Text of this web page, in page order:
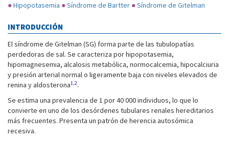
●Hipopotasemia ●Síndrome de Bartter ●Síndrome de Gitelman
INTRODUCCIÓN
El síndrome de Gitelman (SG) forma parte de las tubulopatías
perdedoras de sal. Se caracteriza por hipopotasemia,
hipomagnesemia, alcalosis metabólica, normocalcemia, hipocalciuria
y presión arterial normal o ligeramente baja con niveles elevados de
renina y aldosterona1,2.
Se estima una prevalencia de 1 por 40 000 individuos, lo que lo
convierte en uno de los desórdenes tubulares renales hereditarios
más frecuentes. Presenta un patrón de herencia autosómica
recesiva.